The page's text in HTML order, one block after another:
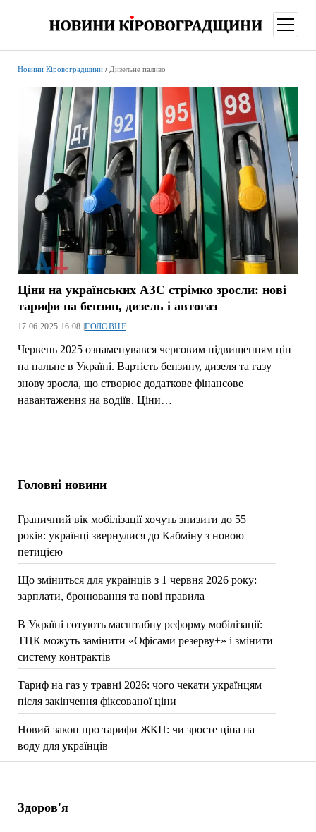
меню
Головні новини
Граничний вік мобілізації хочуть знизити до 55
років: українці звернулися до Кабміну з новою
петицією
Що зміниться для українців з 1 червня 2026 року:
зарплати, бронювання та нові правила
В Україні готують масштабну реформу мобілізації:
ТЦК можуть замінити «Офісами резерву+» і змінити
систему контрактів
Тариф на газ у травні 2026: чого чекати українцям
після закінчення фіксованої ціни
Новий закон про тарифи ЖКП: чи зросте ціна на
воду для українців
Новини Кіровоградщини/ Дизельне паливо
Ціни на українських АЗС стрімко зросли: нові
тарифи на бензин, дизель і автогаз
17.06.2025 16:08 |ГОЛОВНЕ
Червень 2025 ознаменувався черговим підвищенням цін
на пальне в Україні. Вартість бензину, дизеля та газу
знову зросла, що створює додаткове фінансове
навантаження на водіїв. Ціни…
Здоров'я